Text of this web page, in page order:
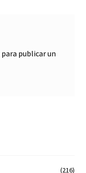
para publicar un
(216)